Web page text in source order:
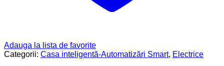
Adauga la lista de favorite
Categorii: Casa inteligentă-Automatizări Smart, Electrice